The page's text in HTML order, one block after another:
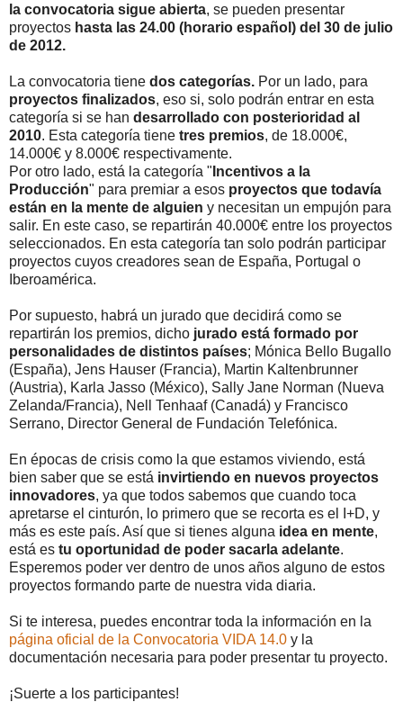
la convocatoria sigue abierta, se pueden presentar
proyectos hasta las 24.00 (horario español) del 30 de julio
de 2012.
La convocatoria tiene dos categorías. Por un lado, para
proyectos finalizados, eso si, solo podrán entrar en esta
categoría si se han desarrollado con posterioridad al
2010. Esta categoría tiene tres premios, de 18.000€,
14.000€ y 8.000€ respectivamente.
Por otro lado, está la categoría " Incentivos a la
Producción" para premiar a esos proyectos que todavía
están en la mente de alguien y necesitan un empujón para
salir. En este caso, se repartirán 40.000€ entre los proyectos
seleccionados. En esta categoría tan solo podrán participar
proyectos cuyos creadores sean de España, Portugal o
Iberoamérica.
Por supuesto, habrá un jurado que decidirá como se
repartirán los premios, dicho jurado está formado por
personalidades de distintos países; Mónica Bello Bugallo
(España), Jens Hauser (Francia), Martin Kaltenbrunner
(Austria), Karla Jasso (México), Sally Jane Norman (Nueva
Zelanda/Francia), Nell Tenhaaf (Canadá) y Francisco
Serrano, Director General de Fundación Telefónica.
En épocas de crisis como la que estamos viviendo, está
bien saber que se está invirtiendo en nuevos proyectos
innovadores, ya que todos sabemos que cuando toca
apretarse el cinturón, lo primero que se recorta es el I+D, y
más es este país. Así que si tienes alguna idea en mente,
está es tu oportunidad de poder sacarla adelante.
Esperemos poder ver dentro de unos años alguno de estos
proyectos formando parte de nuestra vida diaria.
Si te interesa, puedes encontrar toda la información en la
página oficial de la Convocatoria VIDA 14.0 y la
documentación necesaria para poder presentar tu proyecto.
¡Suerte a los participantes!